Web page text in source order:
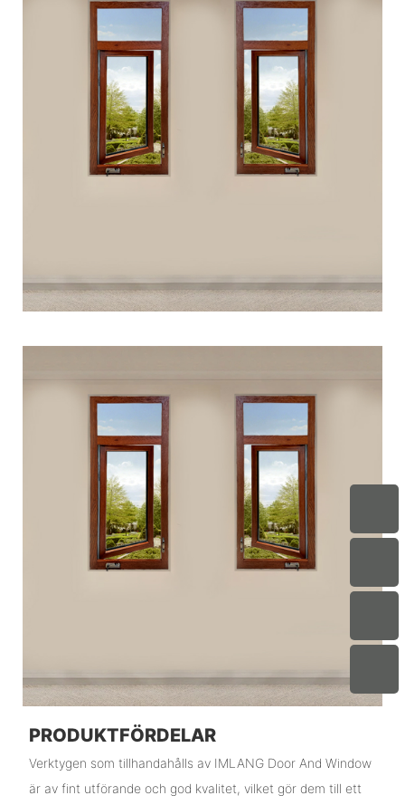
PRODUKTFÖRDELAR
Verktygen som tillhandahålls av IMLANG Door And Window
är av fint utförande och god kvalitet, vilket gör dem till ett